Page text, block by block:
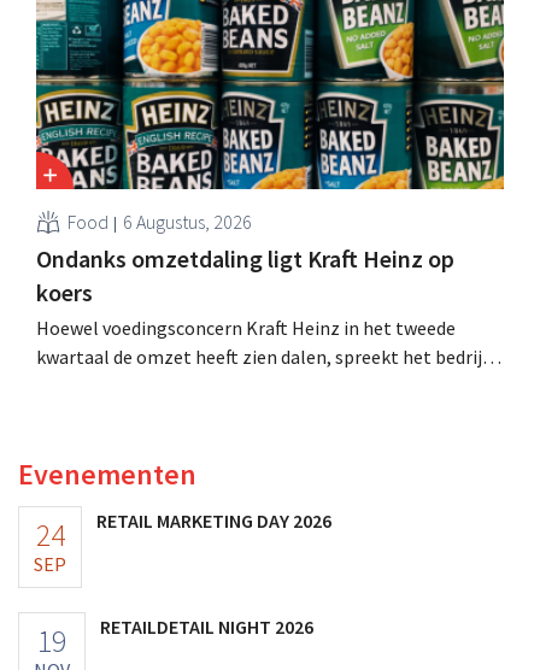
Food 6 Augustus, 2026
Ondanks omzetdaling ligt Kraft Heinz op
koers
Hoewel voedingsconcern Kraft Heinz in het tweede
kwartaal de omzet heeft zien dalen, spreekt het bedrijf
Evenementen
24
SEP
RETAIL MARKETING DAY 2026
19 RETAILDETAIL NIGHT 2026